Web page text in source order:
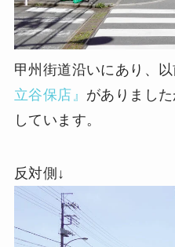
甲州街道沿いにあり、
立谷保店』 がありまし
しています。
反対側↓